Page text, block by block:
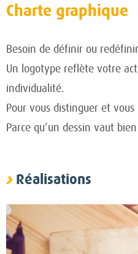
Charte graphique
Besoin de définir ou
Un logotype reflète votre
individualité.
Pour vous distinguer et
Parce qu’un dessin vaut
Réalisations